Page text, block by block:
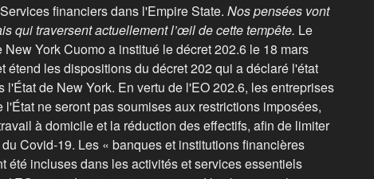
financiers dans l'Empire State. Nos pensées vont
qui traversent actuellement l’œil de cette tempête. Le
New York Cuomo a institué le décret 202.6 le 18 mars
étend les dispositions du décret 202 qui a déclaré l'état
l'État de New York. En vertu de l'EO 202.6, les entreprises
l'État ne seront pas soumises aux restrictions imposées,
à domicile et la réduction des effectifs, afin de limiter
Covid-19. Les « banques et institutions financières
été incluses dans les activités et services essentiels